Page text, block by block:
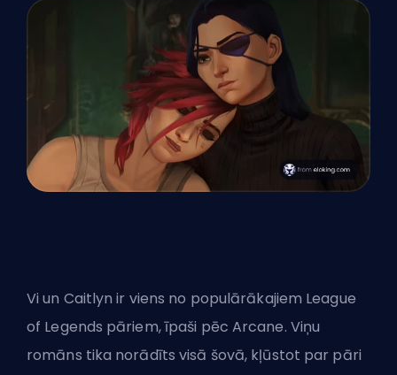
Vi un Caitlyn ir viens no populārākajiem League
of Legends pāriem, īpaši pēc Arcane. Viņu
romāns tika norādīts visā šovā, kļūstot par pāri